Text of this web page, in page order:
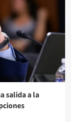
salida a la